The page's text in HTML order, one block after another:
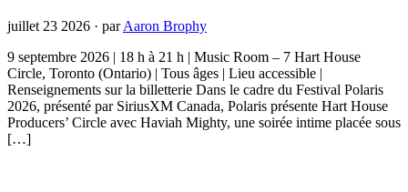
juillet 23 2026 · parAaron Brophy
9 septembre 2026 | 18 h à 21 h | Music Room – 7 Hart House
Circle, Toronto (Ontario) | Tous âges | Lieu accessible |
Renseignements sur la billetterie Dans le cadre du Festival Polaris
2026, présenté par SiriusXM Canada, Polaris présente Hart House
Producers’ Circle avec Haviah Mighty, une soirée intime placée sous
[…]